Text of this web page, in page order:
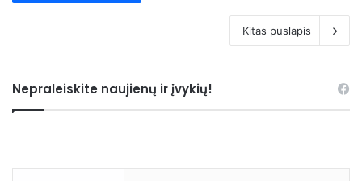
Kitas puslapis
Nepraleiskite naujienų ir įvykių!